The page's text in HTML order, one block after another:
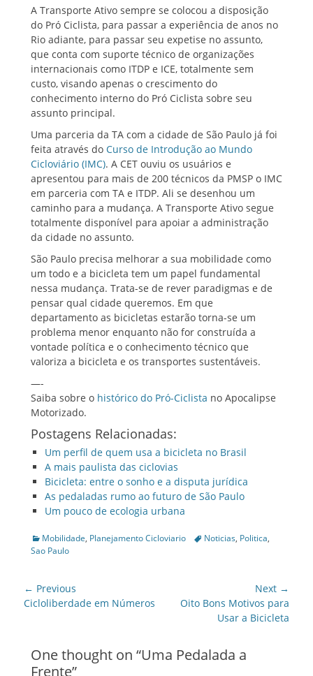
A Transporte Ativo sempre se colocou a disposição
do Pró Ciclista, para passar a experiência de anos no
Rio adiante, para passar seu expetise no assunto,
que conta com suporte técnico de organizações
internacionais como ITDP e ICE, totalmente sem
custo, visando apenas o crescimento do
conhecimento interno do Pró Ciclista sobre seu
assunto principal.
Uma parceria da TA com a cidade de São Paulo já foi
feita através do Curso de Introdução ao Mundo
Cicloviário (IMC). A CET ouviu os usuários e
apresentou para mais de 200 técnicos da PMSP o IMC
em parceria com TA e ITDP. Ali se desenhou um
caminho para a mudança. A Transporte Ativo segue
totalmente disponível para apoiar a administração
da cidade no assunto.
São Paulo precisa melhorar a sua mobilidade como
um todo e a bicicleta tem um papel fundamental
nessa mudança. Trata-se de rever paradigmas e de
pensar qual cidade queremos. Em que
departamento as bicicletas estarão torna-se um
problema menor enquanto não for construída a
vontade política e o conhecimento técnico que
valoriza a bicicleta e os transportes sustentáveis.
—-
Saiba sobre o histórico do Pró-Ciclista no Apocalipse
Motorizado.
Postagens Relacionadas:
Um perfil de quem usa a bicicleta no Brasil
A mais paulista das ciclovias
Bicicleta: entre o sonho e a disputa jurídica
As pedaladas rumo ao futuro de São Paulo
Um pouco de ecologia urbana
Categories
Mobilidade, Planejamento Cicloviario TagsNoticias, Politica,
Sao Paulo
Post
navigation
← Previous
Previous
Cicloliberdade em Números
Next →
Oito Bons Motivos para
Usar a Bicicleta
One thought on “Uma Pedalada a
Frente”